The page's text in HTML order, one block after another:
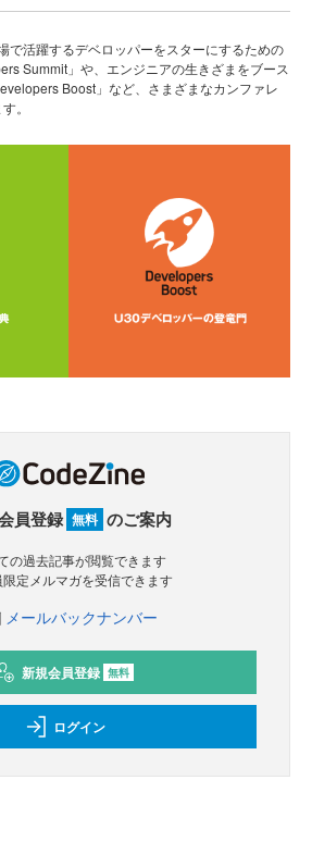
で活躍するデベロッパーをスターにするための
Summit」や、エンジニアの生きざまをブース
Boost」など、さまざまなカンファレ
。
員登録 無料 のご案内
の過去記事が閲覧できます
限定メルマガを受信できます
メールバックナンバー
新規会員登録 無料
ログイン